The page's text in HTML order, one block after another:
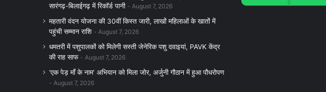
सारंगढ़-बिलाईगढ़ में रिकॉर्ड पानी
August 7, 2026
महतारी वंदन योजना की 30वीं किस्त जारी, लाखों महिलाओं के खातों में
पहुंची सम्मान राशि
August 7, 2026
धमतरी में पशुपालकों को मिलेगी सस्ती जेनेरिक पशु दवाइयां, PAVK केंद्र
की राह साफ
August 7, 2026
‘एक पेड़ माँ के नाम’ अभियान को मिला जोर, अर्जुनी गौठान में हुआ पौधरोपण
August 7, 2026